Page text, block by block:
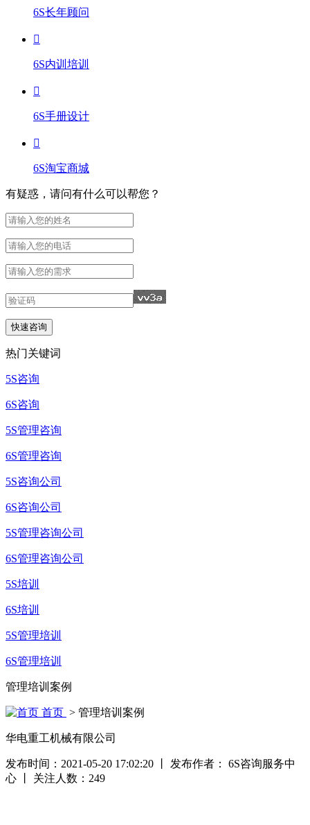
6S长年顾问
6S内训培训
6S手册设计
6S淘宝商城
有疑惑，请问有什么可以帮您？
热门关键词
5S咨询
6S咨询
5S管理咨询
6S管理咨询
5S咨询公司
6S咨询公司
5S管理咨询公司
6S管理咨询公司
5S培训
6S培训
5S管理培训
6S管理培训
管理培训案例
首页 > 管理培训案例
华电重工机械有限公司
发布时间：2021-05-20 17:02:20
发布作者： 6S咨询服务中
心
关注人数： 249